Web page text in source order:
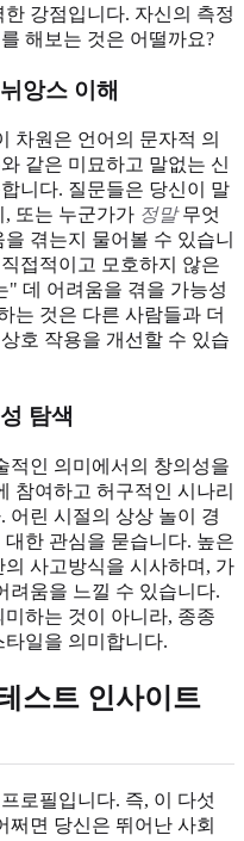
강점입니다. 자신의 측정
를 해보는 것은 어떨까요?
앙스 이해
차원은 언어의 문자적 의
같은 미묘하고 말없는 신
니다. 질문들은 당신이 말
또는 누군가가 정말무엇
겪는지 물어볼 수 있습니
접적이고 모호하지 않은
" 데 어려움을 겪을 가능성
는 것은 다른 사람들과 더
호 작용을 개선할 수 있습
탐색
적인 의미에서의 창의성을
참여하고 허구적인 시나리
어린 시절의 상상 놀이 경
한 관심을 묻습니다. 높은
사고방식을 시사하며, 가
려움을 느낄 수 있습니다.
하는 것이 아니라, 종종
일을 의미합니다.
스트 인사이트
로필입니다. 즉, 이 다섯
쩌면 당신은 뛰어난 사회